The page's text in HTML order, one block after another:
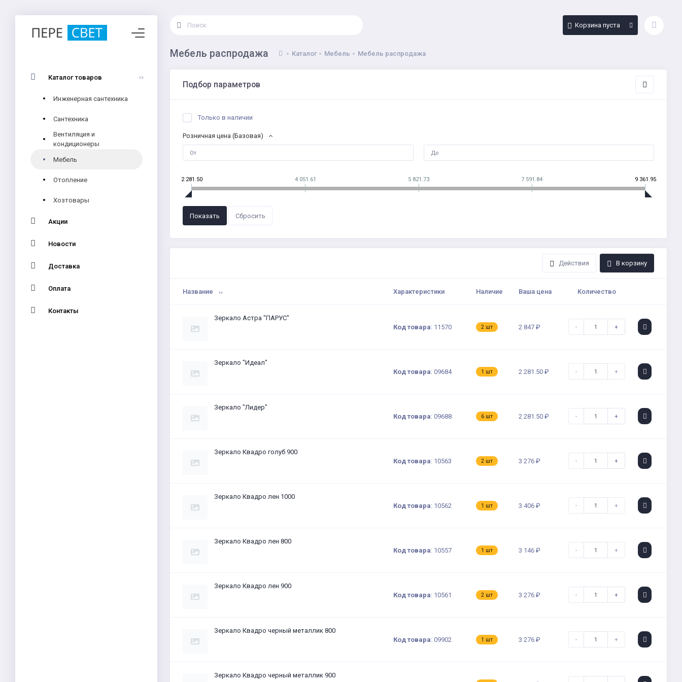
Каталог товаров
Инженерная сантехника
Сантехника
Вентиляция и
кондиционеры
Мебель
Отопление
Хозтовары
Акции
Новости
Доставка
Оплата
Контакты
Корзина пуста
Мебель распродажа Каталог Мебель Мебель распродажа
Действия В корзину
Название Характеристики Наличие Ваша цена Количество
Зеркало Астра "ПАРУС"
Код товара: 11570 2 шт 2 847 ₽ - +
Зеркало "Идеал"
Код товара: 09684 1 шт 2 281.50 ₽ - +
Зеркало "Лидер"
Код товара: 09688 6 шт 2 281.50 ₽ - +
Зеркало Квадро голуб 900
Код товара: 10563 2 шт 3 276 ₽ - +
Зеркало Квадро лен 1000
Код товара: 10562 1 шт 3 406 ₽ - +
Зеркало Квадро лен 800
Код товара: 10557 1 шт 3 146 ₽ - +
Зеркало Квадро лен 900
Код товара: 10561 2 шт 3 276 ₽ - +
Зеркало Квадро черный металлик 800
Код товара: 09902 1 шт 3 276 ₽ - +
Зеркало Квадро черный металлик 900
Подбор параметров
Только в наличии
Розничная цена (Базовая)
2 281.50 4 051.61 5 821.73 7 591.84 9 361.95